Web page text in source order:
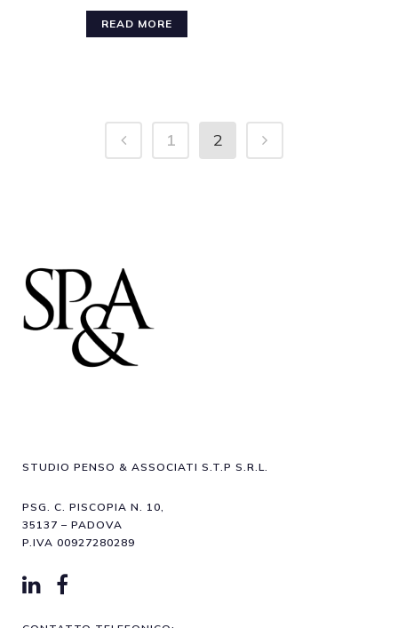
READ MORE
1 2
STUDIO PENSO & ASSOCIATI S.T.P S.R.L.
PSG. C. PISCOPIA N. 10,
35137 – PADOVA
P.IVA 00927280289